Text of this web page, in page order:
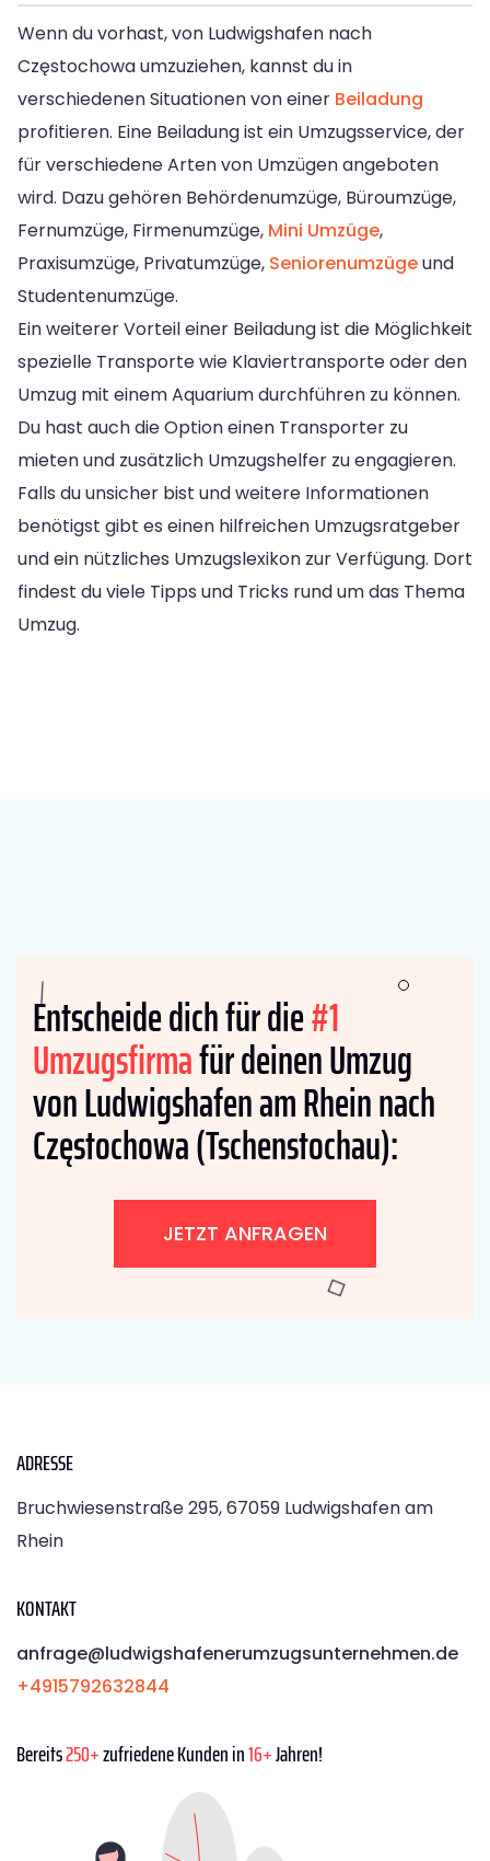
Wenn du vorhast, von Ludwigshafen nach
Częstochowa umzuziehen, kannst du in
verschiedenen Situationen von einer Beiladung
profitieren. Eine Beiladung ist ein Umzugsservice, der
für verschiedene Arten von Umzügen angeboten
wird. Dazu gehören Behördenumzüge, Büroumzüge,
Fernumzüge, Firmenumzüge, Mini Umzüge,
Praxisumzüge, Privatumzüge, Seniorenumzügeund
Studentenumzüge.
Ein weiterer Vorteil einer Beiladung ist die Möglichkeit
spezielle Transporte wie Klaviertransporte oder den
Umzug mit einem Aquarium durchführen zu können.
Du hast auch die Option einen Transporter zu
mieten und zusätzlich Umzugshelfer zu engagieren.
Falls du unsicher bist und weitere Informationen
benötigst gibt es einen hilfreichen Umzugsratgeber
und ein nützliches Umzugslexikon zur Verfügung. Dort
findest du viele Tipps und Tricks rund um das Thema
Umzug.
Entscheide dich für die#1
Umzugsfirmafür deinen Umzug
von Ludwigshafen am Rhein nach
Częstochowa (Tschenstochau):
JETZT ANFRAGEN
ADRESSE
Bruchwiesenstraße 295, 67059 Ludwigshafen am
Rhein
KONTAKT
anfrage@ludwigshafenerumzugsunternehmen.de
+4915792632844
Bereits250+zufriedene Kunden in16+Jahren!